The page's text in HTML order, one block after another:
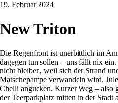
19. Februar 2024
New Triton
Die Regenfront ist unerbittlich im
dagegen tun sollen – uns fällt nix
nicht bleiben, weil sich der Strand
Matschepampe verwandeln wird.
Chelli angucken. Kurzer Weg – also
der Teerparkplatz mitten in der Stadt